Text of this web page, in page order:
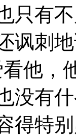
只有
讽刺
他，
没有
得特